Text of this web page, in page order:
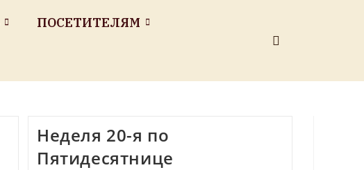
ПОСЕТИТЕЛЯМ
Неделя 20-я по
Пятидесятнице